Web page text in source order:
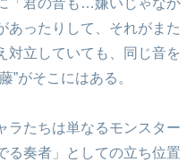
あったりして、それがまた
立していても、同じ音を
”がそこにはある。
ラたちは単なるモンスター
る奏者」としての立ち位置